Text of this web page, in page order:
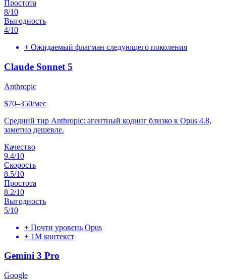
Простота
8/10
Выгодность
4/10
+ Ожидаемый флагман следующего поколения
Claude Sonnet 5
Anthropic
$70–350/мес
Средний тир Anthropic: агентный кодинг близко к Opus 4.8,
заметно дешевле.
Качество
9.4/10
Скорость
8.5/10
Простота
8.2/10
Выгодность
5/10
+ Почти уровень Opus
+ 1M контекст
Gemini 3 Pro
Google